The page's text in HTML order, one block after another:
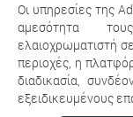
Οι υπηρεσίες της
αμεσότητα
ελαιοχρωματιστή
περιοχές, η
διαδικασία,
εξειδικευμένους